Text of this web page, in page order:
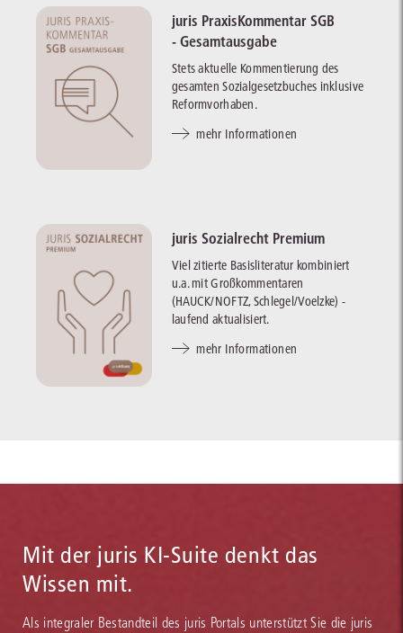
juris PraxisKommentar SGB
- Gesamtausgabe
Stets aktuelle Kommentierung des
gesamten Sozialgesetzbuches inklusive
Reformvorhaben.
mehr Informationen
juris Sozialrecht Premium
Viel zitierte Basisliteratur kombiniert
u.a. mit Großkommentaren
(HAUCK/NOFTZ, Schlegel/Voelzke) -
laufend aktualisiert.
mehr Informationen
Mit der juris KI-Suite denkt das
Wissen mit.
Als integraler Bestandteil des juris Portals unterstützt Sie die juris